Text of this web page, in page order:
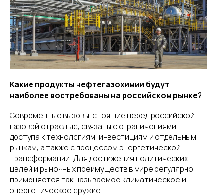
Какие продукты нефтегазохимии будут
наиболее востребованы на российском рынке?
Современные вызовы, стоящие перед российской
газовой отраслью, связаны с ограничениями
доступа к технологиям, инвестициям и отдельным
рынкам, а также с процессом энергетической
трансформации. Для достижения политических
целей и рыночных преимуществ в мире регулярно
применяется так называемое климатическое и
энергетическое оружие.